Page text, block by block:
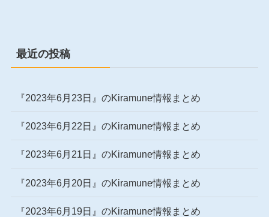
最近の投稿
『2023年6月23日』のKiramune情報まとめ
『2023年6月22日』のKiramune情報まとめ
『2023年6月21日』のKiramune情報まとめ
『2023年6月20日』のKiramune情報まとめ
『2023年6月19日』のKiramune情報まとめ